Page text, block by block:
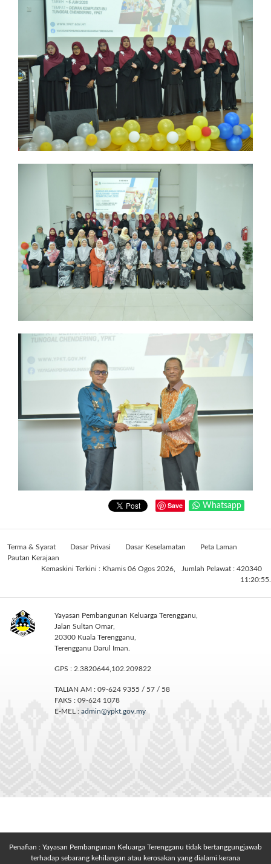
Save Whatsapp
Terma & Syarat Dasar Privasi Dasar Keselamatan
Peta Laman
Pautan Kerajaan
Jumlah Pelawat : 420340
Kemaskini Terkini : Khamis 06 Ogos 2026,
11:20:55.
Yayasan Pembangunan Keluarga Terengganu,
Jalan Sultan Omar,
20300 Kuala Terengganu,
Terengganu Darul Iman.
GPS : 2.3820644,102.209822
TALIAN AM : 09-624 9355 / 57 / 58
FAKS : 09-624 1078
E-MEL : admin@ypkt.gov.my
Penafian : Yayasan Pembangunan Keluarga Terengganu tidak bertanggungjawab
terhadap sebarang kehilangan atau kerosakan yang dialami kerana